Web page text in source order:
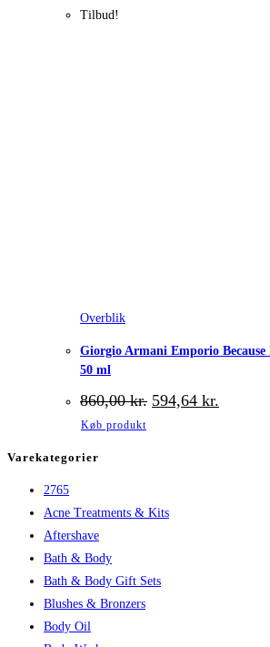
Tilbud!
Overblik
Giorgio Armani Emporio
50 ml
860,00kr. Den
oprindelige
594,64 kr.
aktuelle
Køb produkt
Varekategorier
2765
Acne Treatments & Kits
Aftershave
Bath & Body
Bath & Body Gift Sets
Blushes & Bronzers
Body Oil